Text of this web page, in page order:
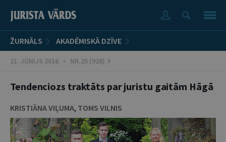
ŽURNĀLS AKADĒMISKĀ DZĪVE
21. JŪNIJS 2016 • NR.25 (928)
Tendenciozs traktāts par juristu gaitām Hāgā
KRISTIĀNA VIĻUMA, TOMS VILNIS